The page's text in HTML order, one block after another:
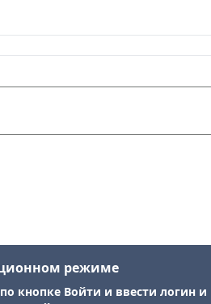
режиме
кнопке Войти и ввести логин и